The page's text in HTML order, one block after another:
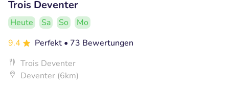
Trois Deventer
Heute Sa So
Mo
9.4
Perfekt • 73 Bewertungen
Trois Deventer
Deventer (6km)